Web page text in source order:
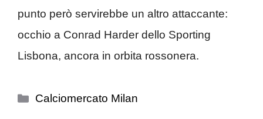
punto però servirebbe un altro attaccante:
occhio a Conrad Harder dello Sporting
Lisbona, ancora in orbita rossonera.
Categorie
Calciomercato Milan